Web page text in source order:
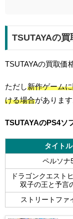
TSUTAYAの買
TSUTAYAの買取価
ただし新作ゲーム
ける場合があります
TSUTAYAのPS4ソ
タイトル
ペルソナ
ドラゴンクエスト
双子の王と予言
ストリートファ